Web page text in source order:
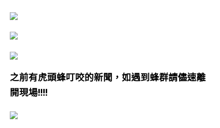
之前有虎頭蜂叮咬的新聞， 如遇到蜂群請儘速離
開現場!!!!